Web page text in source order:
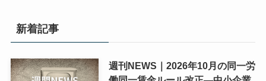
新着記事
週刊NEWS｜2026年10月の同一労